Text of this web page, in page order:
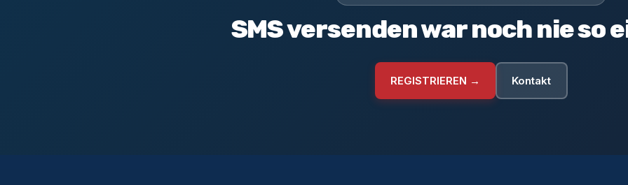
SMS versenden war noch nie so
REGISTRIEREN → Kontakt